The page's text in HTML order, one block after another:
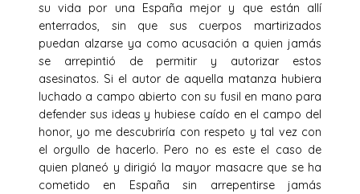
su vida por una España mejor y que están allí
enterrados, sin que sus cuerpos martirizados
puedan alzarse ya como acusación a quien jamás
se arrepintió de permitir y autorizar estos
asesinatos. Si el autor de aquella matanza hubiera
luchado a campo abierto con su fusil en mano para
defender sus ideas y hubiese caído en el campo del
honor, yo me descubriría con respeto y tal vez con
el orgullo de hacerlo. Pero no es este el caso de
quien planeó y dirigió la mayor masacre que se ha
cometido en España sin arrepentirse jamás